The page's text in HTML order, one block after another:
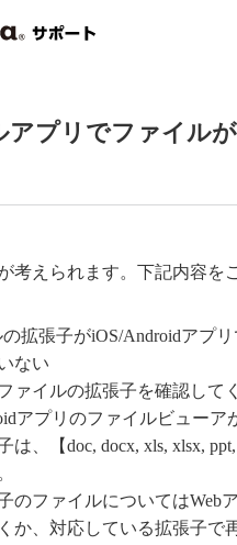
アプリでファイル
考えられます。下記内容を
拡張子がiOS/Androidアプ
ない
ァイルの拡張子を確認して
アプリのファイルビューア
は、【doc, docx, xls, xlsx,
のファイルについてはWeb
か、対応している拡張子で